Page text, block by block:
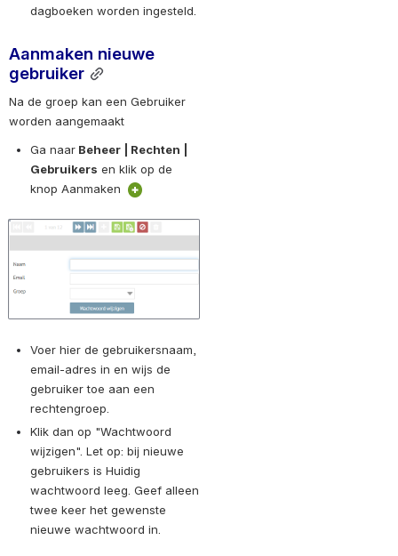
dagboeken worden ingesteld.
Aanmaken nieuwe
gebruiker
Na de groep kan een Gebruiker
worden aangemaakt
Ga naar Beheer | Rechten |
Gebruikers en klik op de
knop Aanmaken
Voer hier de gebruikersnaam,
email-adres in en wijs de
gebruiker toe aan een
rechtengroep.
Klik dan op "Wachtwoord
wijzigen". Let op: bij nieuwe
gebruikers is Huidig
wachtwoord leeg. Geef alleen
twee keer het gewenste
nieuwe wachtwoord in.